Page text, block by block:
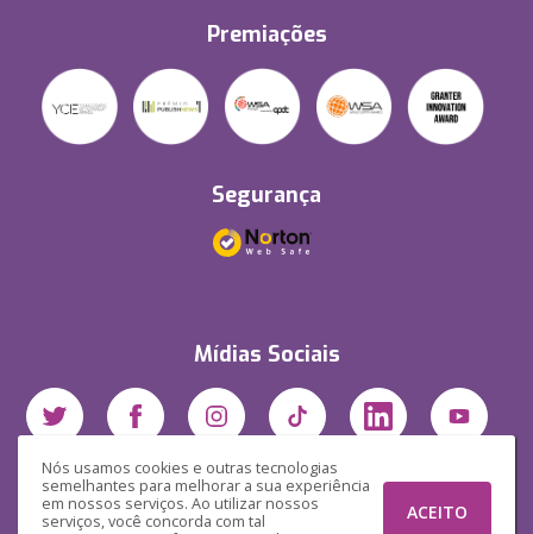
Nós usamos cookies e outras tecnologias
semelhantes para melhorar a sua experiência
em nossos serviços. Ao utilizar nossos
serviços, você concorda com tal
ACEITO
Premiações
Segurança
Mídias Sociais